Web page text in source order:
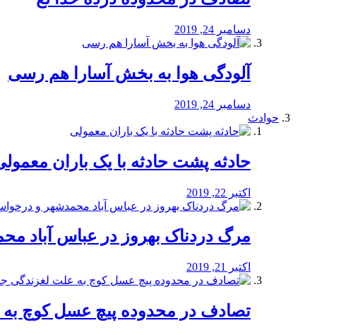
دسامبر 24, 2019
آلودگی هوا به بخش آسارا هم رسی
دسامبر 24, 2019
حوادث
️حادثه پشت حادثه با یک باران
اکتبر 22, 2019
مرگ دردناک بهروز در عباس
اکتبر 21, 2019
تصادف در محدوده پیچ عسل کوچ به